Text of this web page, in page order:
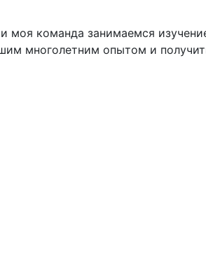
команда занимаемся
многолетним опытом и